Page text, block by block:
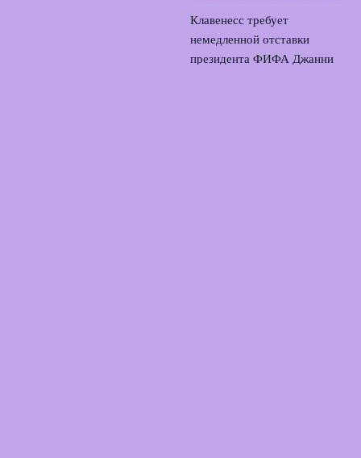
Клавенесс требует
немедленной отставки
президента ФИФА Джанни